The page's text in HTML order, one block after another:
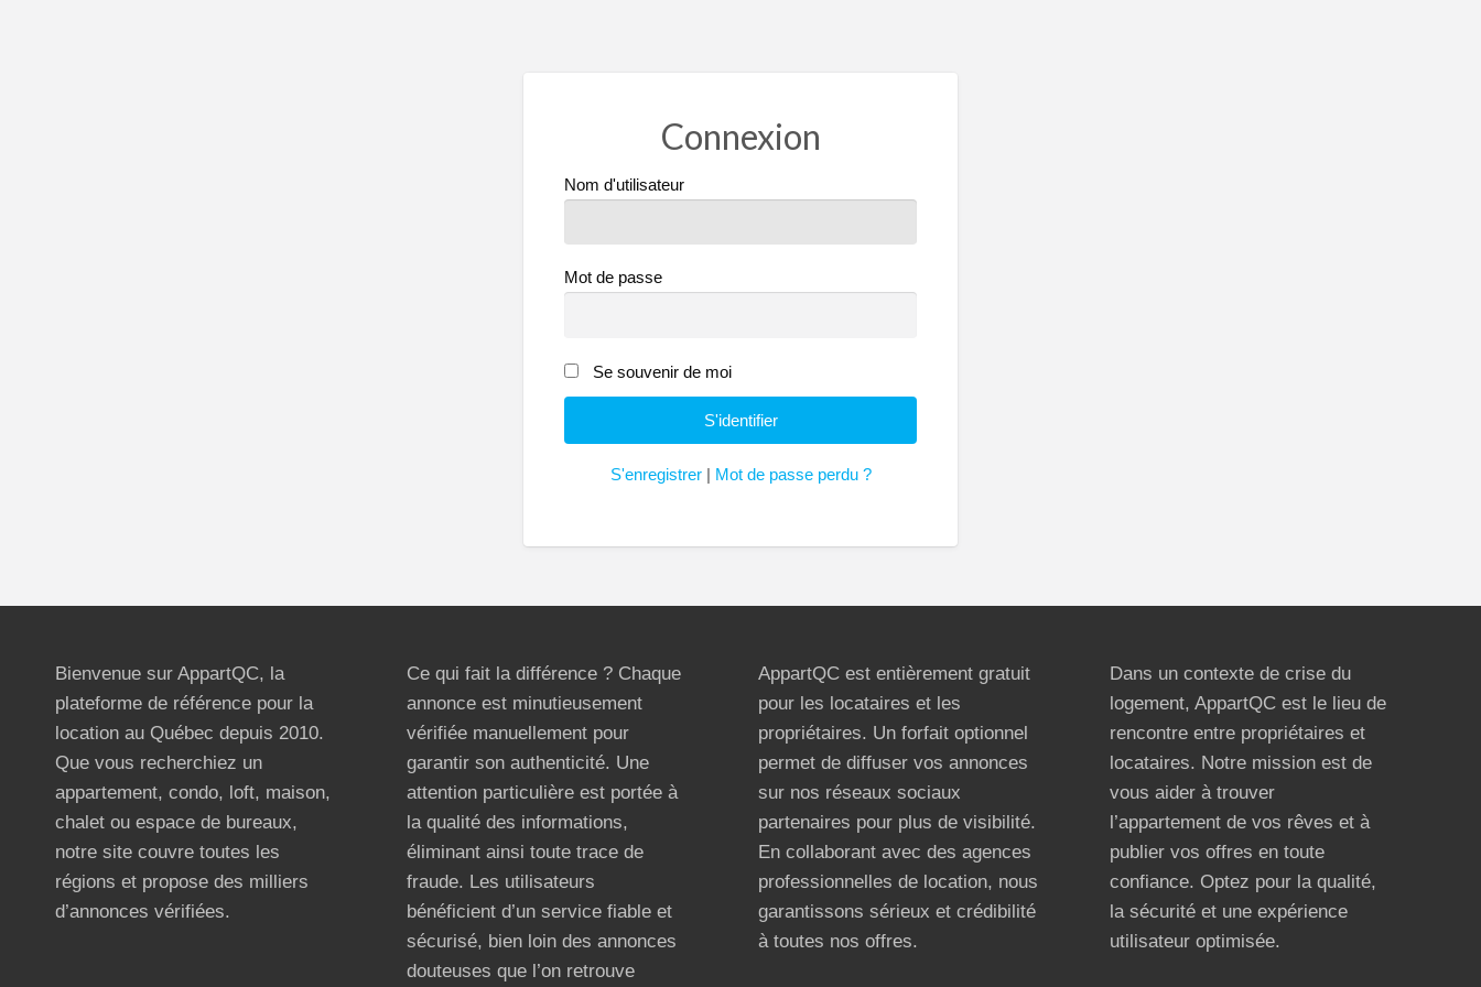
Connexion
Nom d'utilisateur
Mot de passe
Se souvenir de moi
S'enregistrer| Mot de passe perdu ?
Bienvenue sur AppartQC, la
plateforme de référence pour la
location au Québec depuis 2010.
Que vous recherchiez un
appartement, condo, loft, maison,
chalet ou espace de bureaux,
notre site couvre toutes les
régions et propose des milliers
d’annonces vérifiées.
Ce qui fait la différence ? Chaque
annonce est minutieusement
vérifiée manuellement pour
garantir son authenticité. Une
attention particulière est portée à
la qualité des informations,
éliminant ainsi toute trace de
fraude. Les utilisateurs
bénéficient d’un service fiable et
sécurisé, bien loin des annonces
douteuses que l’on retrouve
AppartQC est entièrement gratuit
pour les locataires et les
propriétaires. Un forfait optionnel
permet de diffuser vos annonces
sur nos réseaux sociaux
partenaires pour plus de visibilité.
En collaborant avec des agences
professionnelles de location, nous
garantissons sérieux et crédibilité
à toutes nos offres.
Dans un contexte de crise du
logement, AppartQC est le lieu de
rencontre entre propriétaires et
locataires. Notre mission est de
vous aider à trouver
l’appartement de vos rêves et à
publier vos offres en toute
confiance. Optez pour la qualité,
la sécurité et une expérience
utilisateur optimisée.